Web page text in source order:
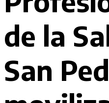
de la
San